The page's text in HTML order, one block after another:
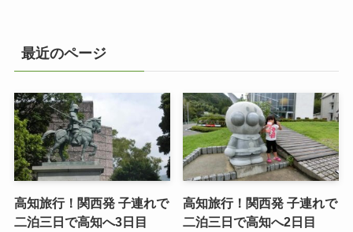
最近のページ
高知旅行！関西発 子連れで
二泊三日で高知へ3日目
高知旅行！関西発 子連れで
二泊三日で高知へ2日目